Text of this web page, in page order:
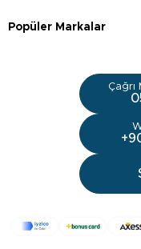
Popüler Markalar
Çağrı